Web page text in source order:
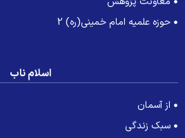
حوزه علمیه امام خمینی(ره) 2
اسلام ناب
از آسمان
سبک زندگی